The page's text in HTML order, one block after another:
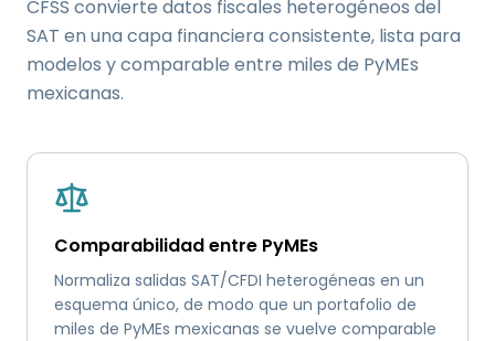
CFSS convierte datos fiscales heterogéneos del
SAT en una capa financiera consistente, lista para
modelos y comparable entre miles de PyMEs
mexicanas.
Comparabilidad entre PyMEs
Normaliza salidas SAT/CFDI heterogéneas en un
esquema único, de modo que un portafolio de
miles de PyMEs mexicanas se vuelve comparable